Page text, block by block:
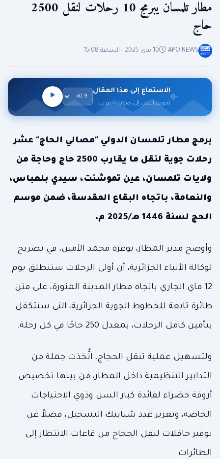
مطار تلمسان يبرمج 10 رحلات لنقل 2500
حاج
APO NEWS 10 ماي 2025 - الساعة 15:08
الاستماع إلى هذا المقال
تحويل النص إلى صوت — عربي
برمج مطار تلمسان الدولي "مصالي الحاج" عشر
رحلات جوية لنقل ما يقارب 2500 حاج وحاجة من
ولايات تلمسان، عين تموشنت، سيدي بلعباس،
والنعامة، باتجاه البقاع المقدسة، ضمن موسم
الحج لسنة 1446 هـ/2025 م.
وأوضح مدير المطار، بوعزة محمد الأمين، في تصريح
لوكالة الأنباء الجزائرية، أن أولى الرحلات ستنطلق يوم
12 ماي الجاري باتجاه مطار المدينة المنورة، على متن
طائرة تابعة للخطوط الجوية الجزائرية، التي ستتكفل
بتأمين كامل الرحلات، بمعدل 250 حاجًا في كل رحلة.
ولتسهيل عملية تنقل الحجاج، اتُّخذت جملة من
التدابير التنظيمية داخل المطار، من بينها تخصيص
أروقة خضراء لفائدة كبار السن وذوي الاحتياجات
الخاصة، وتعزيز عدد شبابيك التسجيل، فضلاً عن
توفير حافلات لنقل الحجاج من قاعات الانتظار إلى
الطائرات.